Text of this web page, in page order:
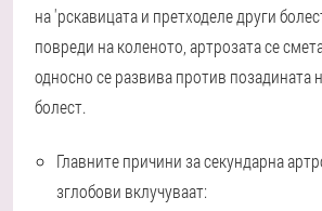
на 'рскавицата и претходеле други
повреди на коленото, артрозата се
односно се развива против позадината
болест.
Главните причини за секундарна
зглобови вклучуваат: